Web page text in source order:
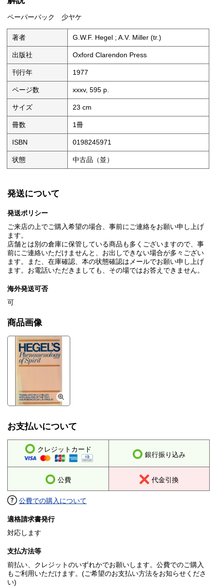
ペーパーバック 少ヤケ
著者 G.W.F. Hegel ; A.V. Miller (tr.)
出版社 Oxford Clarendon Press
刊行年 1977
ページ数 xxxv, 595 p.
サイズ 23 cm
冊数 1冊
ISBN 0198245971
状態 中古品（並）
発送について
発送ポリシー
ご来店の上でご購入希望の場合、事前にご連絡をお願い申し上げ
ます。
店舗とは別の倉庫に保管している商品も多くございますので、事
前にご連絡いただけませんと、お出しできない場合が多々ござい
ます。また、在庫確認、本の状態確認はメールでお願い申し上げ
ます。お電話いただきましても、その場ではお答えできません。
海外発送可否
可
商品画像
お支払いについて
クレジットカード
銀行振り込み
公費 代金引換
公費での購入について
適格請求書発行
対応します
支払方法等
前払い、クレジットのいずれかでお願いします。公費でのご購入
もご利用いただけます。(ご希望のお支払い方法をお知らせくださ
い)